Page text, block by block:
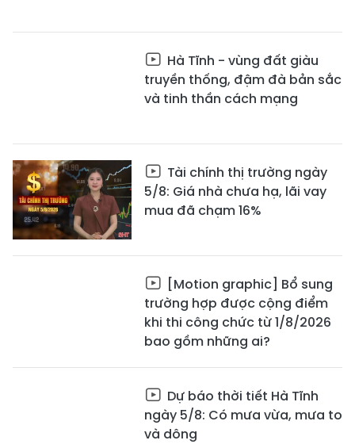
Hà Tĩnh - vùng đất giàu
truyền thống, đậm đà bản sắc
và tinh thần cách mạng
Tài chính thị trường ngày
5/8: Giá nhà chưa hạ, lãi vay
mua đã chạm 16%
[Motion graphic] Bổ sung
trường hợp được cộng điểm
khi thi công chức từ 1/8/2026
bao gồm những ai?
Dự báo thời tiết Hà Tĩnh
ngày 5/8: Có mưa vừa, mưa to
và dông